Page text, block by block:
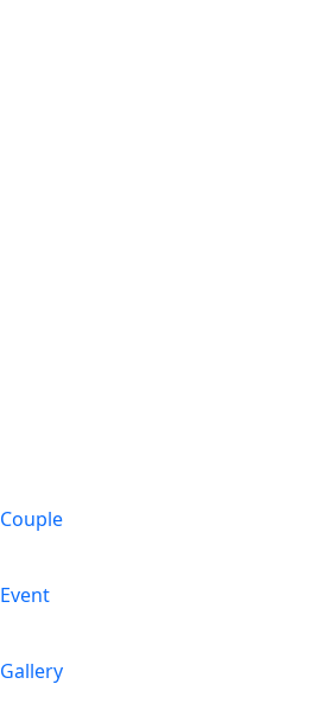
Couple
Event
Gallery